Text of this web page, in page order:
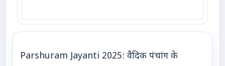
Parshuram Jayanti 2025: वैदिक पंचांग के